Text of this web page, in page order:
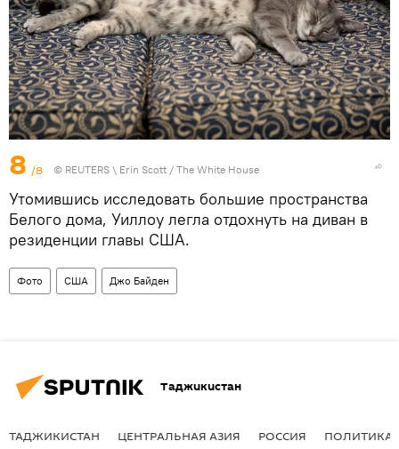
8 /8 © REUTERS \ Erin Scott / The White House
Утомившись исследовать большие пространства
Белого дома, Уиллоу легла отдохнуть на диван в
резиденции главы США.
Фото США Джо Байден
Таджикистан
ТАДЖИКИСТАН ЦЕНТРАЛЬНАЯ АЗИЯ РОССИЯ ПОЛИТИКА